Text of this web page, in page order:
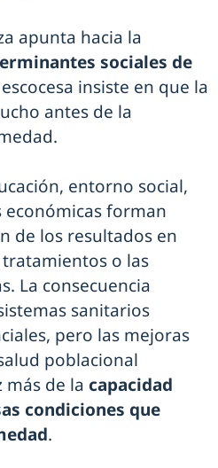
apunta hacia la
sociales de
insiste en que la
antes de la
entorno social,
forman
de los resultados en
o las
La consecuencia
sanitarios
pero las mejoras
poblacional
más de la capacidad
condiciones que
.